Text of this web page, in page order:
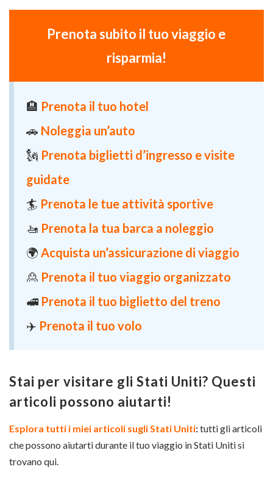
Prenota subito il tuo viaggio e
risparmia!
🏨 Prenota il tuo hotel
🚗 Noleggia un’auto
🗽 Prenota biglietti d’ingresso e visite
guidate
🏄 Prenota le tue attività sportive
🚤 Prenota la tua barca a noleggio
🌍 Acquista un’assicurazione di viaggio
🙎 Prenota il tuo viaggio organizzato
🚅 Prenota il tuo biglietto del treno
✈️ Prenota il tuo volo
Stai per visitare gli Stati Uniti? Questi
articoli possono aiutarti!
Esplora tutti i miei articoli sugli Stati Uniti:tutti gli articoli
che possono aiutarti durante il tuo viaggio in Stati Uniti si
trovano qui.